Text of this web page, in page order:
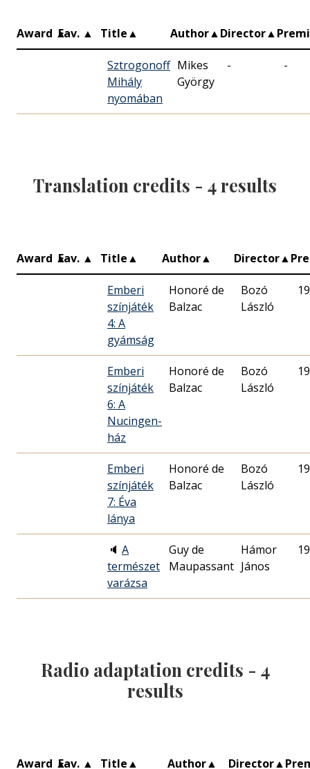
Award ▲
Fav. ▲ Title▲ Author▲Director▲
Sztrogonoff
Mihály
nyomában
Mikes
György
- -
Translation credits - 4results
Award ▲
Fav. ▲ Title▲ Author▲ Director▲
Emberi
színjáték
4: A
gyámság
Honoré de
Balzac
Bozó
László
Emberi
színjáték
6: A
Nucingen-
ház
Honoré de
Balzac
Bozó
László
Emberi
színjáték
7: Éva
lánya
Honoré de
Balzac
Bozó
László
🔈 A
természet
varázsa
Guy de
Maupassant
Hámor
János
Radio adaptation credits - 4
results
Award ▲
Fav. ▲ Title▲ Author▲ Director▲